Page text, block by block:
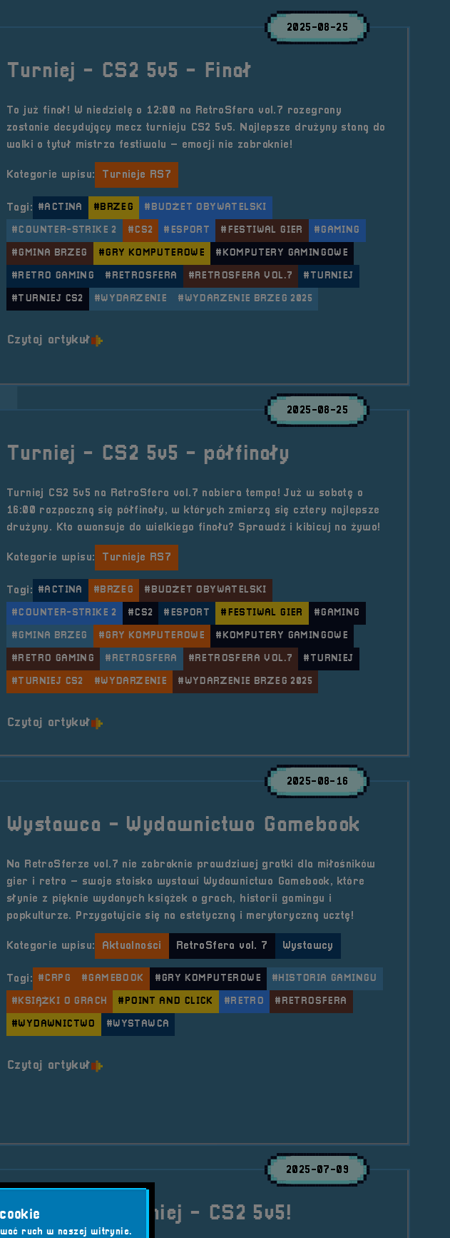
2025-08-25
Turniej - CS2 5v5 - Finał
To już finał! W niedzielę o 12:00 na RetroSfera vol.7 rozegrany
zostanie decydujący mecz turnieju CS2 5v5. Najlepsze drużyny staną do
walki o tytuł mistrza festiwalu – emocji nie zabraknie!
Kategorie wpisu: Turnieje RS7
Tagi: #ACTINA #BRZEG #BUDŻET OBYWATELSKI
#COUNTER-STRIKE 2 #CS2 #ESPORT #FESTIWAL GIER #GAMING
#GMINA BRZEG #GRY KOMPUTEROWE #KOMPUTERY GAMINGOWE
#RETRO GAMING #RETROSFERA #RETROSFERA VOL.7 #TURNIEJ
#TURNIEJ CS2 #WYDARZENIE #WYDARZENIE BRZEG 2025
Czytaj artykuło tytule Turniej &#8211; CS2 5v5 &#8211; Finał
2025-08-25
Turniej - CS2 5v5 - półfinały
Turniej CS2 5v5 na RetroSfera vol.7 nabiera tempa! Już w sobotę o
16:00 rozpoczną się półfinały, w których zmierzą się cztery najlepsze
drużyny. Kto awansuje do wielkiego finału? Sprawdź i kibicuj na żywo!
Kategorie wpisu: Turnieje RS7
Tagi: #ACTINA #BRZEG #BUDŻET OBYWATELSKI
#COUNTER-STRIKE 2 #CS2 #ESPORT #FESTIWAL GIER #GAMING
#GMINA BRZEG #GRY KOMPUTEROWE #KOMPUTERY GAMINGOWE
#RETRO GAMING #RETROSFERA #RETROSFERA VOL.7 #TURNIEJ
#TURNIEJ CS2 #WYDARZENIE #WYDARZENIE BRZEG 2025
Czytaj artykuło tytule Turniej &#8211; CS2 5v5 &#8211; półfinały
2025-08-16
Wystawca - Wydawnictwo Gamebook
Na RetroSferze vol.7 nie zabraknie prawdziwej gratki dla miłośników
gier i retro – swoje stoisko wystawi Wydawnictwo Gamebook, które
słynie z pięknie wydanych książek o grach, historii gamingu i
popkulturze. Przygotujcie się na estetyczną i merytoryczną ucztę!
Kategorie wpisu: Aktualności RetroSfera vol. 7 Wystawcy
Tagi: #CRPG #GAMEBOOK #GRY KOMPUTEROWE #HISTORIA GAMINGU
#KSIĄŻKI O GRACH #POINT AND CLICK #RETRO #RETROSFERA
#WYDAWNICTWO #WYSTAWCA
Czytaj artykuło tytule Wystawca &#8211; Wydawnictwo Gamebook
2025-07-09
I Oficjalny Turniej - CS2 5v5!
ruch w naszej witrynie.